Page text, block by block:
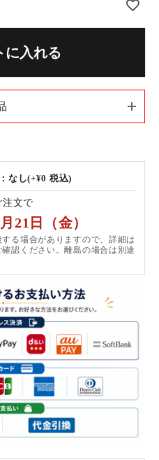
に入れる
なし(+¥0 税込)
注文で
21日（金）
る場合がありますので、詳細は
認ください。離島の場合は別途